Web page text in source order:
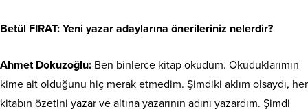
Betül FIRAT: Yeni yazar adaylarına önerileriniz nelerdir?
Ahmet Dokuzoğlu: Ben binlerce kitap okudum. Okuduklarımın
kime ait olduğunu hiç merak etmedim. Şimdiki aklım olsaydı, her
kitabın özetini yazar ve altına yazarının adını yazardım. Şimdi